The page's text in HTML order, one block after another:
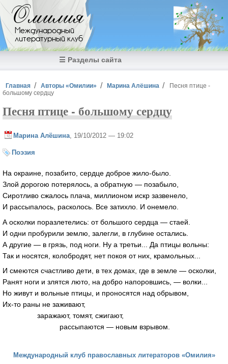
Перейти к основному содержанию
Омилия
Международный
литературный клуб
☰ Разделы сайта
Вы здесь
Главная Авторы «Омилии» Марина Алёшина
Песня птице -
большому сердцу
Песня птице - большому сердцу
Марина Алёшина , 19/10/2012 — 19:02
Поэзия
На окраине, позабито, сердце доброе жило-было.
Злой дорогою потерялось, а обратную — позабыло,
Сиротливо сжалось плача, миллионом искр зазвенело,
И рассыпалось, расколось. Все затихло. И онемело.
А осколки поразлетелись: от большого сердца — стаей.
И одни пробурили землю, залегли, в глубине остались.
А другие — в грязь, под ноги. Ну а третьи... Да птицы вольны:
Так и носятся, колобродят, нет покоя от них, крамольных...
И смеются счастливо дети, в тех домах, где в земле — осколки,
Ранят ноги и злятся люто, на добро напоровшись, — волки...
Но живут и вольные птицы, и проносятся над обрывом,
Их-то раны не заживают,
заражают, томят, сжигают,
рассыпаются — новым взрывом.
Международный клуб православных литераторов «Омилия»